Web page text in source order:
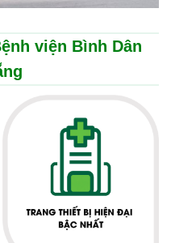
viện Bình Dân